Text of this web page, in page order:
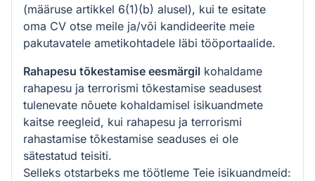
(määruse artikkel 6(1)(b) alusel), kui te esitate
oma CV otse meile ja/või kandideerite meie
pakutavatele ametikohtadele läbi tööportaalide.
Rahapesu tõkestamise eesmärgil kohaldame
rahapesu ja terrorismi tõkestamise seadusest
tulenevate nõuete kohaldamisel isikuandmete
kaitse reegleid, kui rahapesu ja terrorismi
rahastamise tõkestamise seaduses ei ole
sätestatud teisiti.
Selleks otstarbeks me töötleme Teie isikuandmeid: